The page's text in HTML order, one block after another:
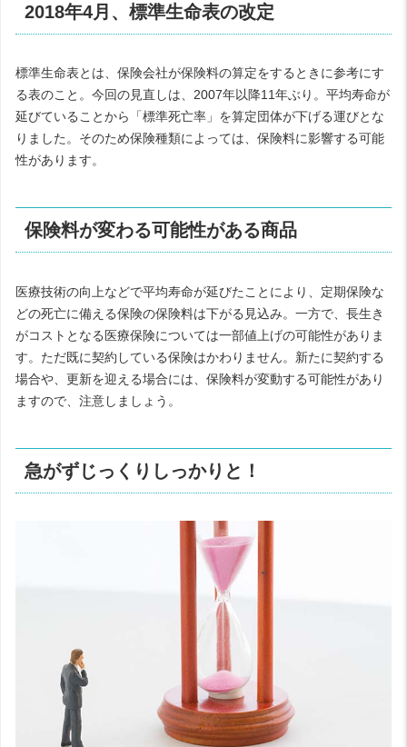
2018年4月、標準生命表の改定
標準生命表とは、保険会社が保険料の算定をするときに参考にす
る表のこと。今回の見直しは、2007年以降11年ぶり。平均寿命が
延びていることから「標準死亡率」を算定団体が下げる運びとな
りました。そのため保険種類によっては、保険料に影響する可能
性があります。
保険料が変わる可能性がある商品
医療技術の向上などで平均寿命が延びたことにより、定期保険な
どの死亡に備える保険の保険料は下がる見込み。一方で、長生き
がコストとなる医療保険については一部値上げの可能性がありま
す。ただ既に契約している保険はかわりません。新たに契約する
場合や、更新を迎える場合には、保険料が変動する可能性があり
ますので、注意しましょう。
急がずじっくりしっかりと！